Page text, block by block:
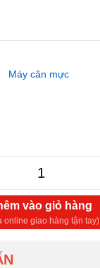
Máy cân mực
vào giỏ hàng
online giao hàng tận tay)